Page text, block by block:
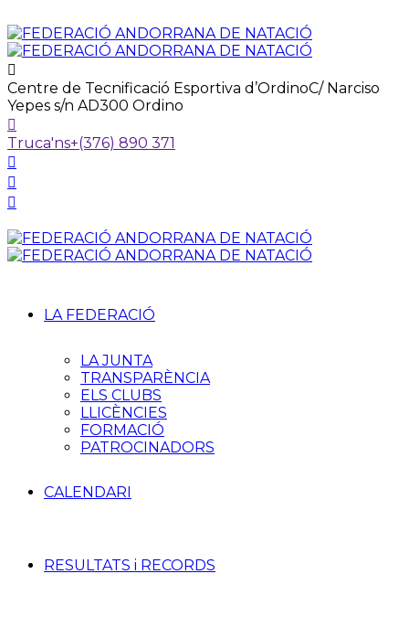
Centre de Tecnificació Esportiva d’OrdinoC/ Narciso
Yepes s/n AD300 Ordino
Truca'ns+(376) 890 371
LA FEDERACIÓ
LA JUNTA
TRANSPARÈNCIA
ELS CLUBS
LLICÈNCIES
FORMACIÓ
PATROCINADORS
CALENDARI
RESULTATS i RECORDS